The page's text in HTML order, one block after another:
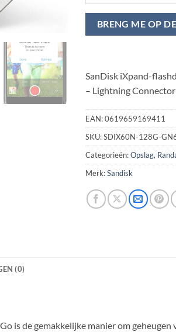
BRENG ME OP
SanDisk iXpand-
– Lightning Connector
EAN:0619659169411
SKU:SDIX60N-128G-
Categorieën:Opslag,
Merk:Sandisk
(0)
is de gemakkelijke manier om